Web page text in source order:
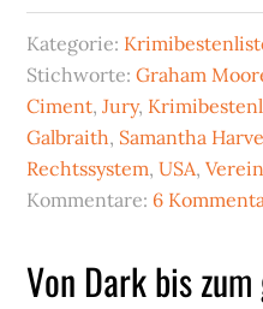
Kategorie:
Stichworte:Graham
Ciment,Jury,
Galbraith, Samantha
Rechtssystem,USA,
Kommentare: 6
Von Dark bis